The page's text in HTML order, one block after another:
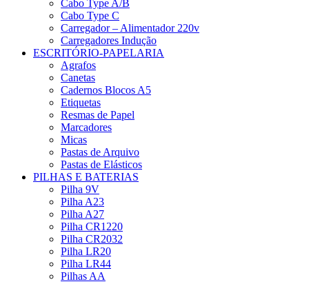
Cabo Type A/B
Cabo Type C
Carregador – Alimentador 220v
Carregadores Indução
ESCRITÓRIO-PAPELARIA
Agrafos
Canetas
Cadernos Blocos A5
Etiquetas
Resmas de Papel
Marcadores
Micas
Pastas de Arquivo
Pastas de Elásticos
PILHAS E BATERIAS
Pilha 9V
Pilha A23
Pilha A27
Pilha CR1220
Pilha CR2032
Pilha LR20
Pilha LR44
Pilhas AA